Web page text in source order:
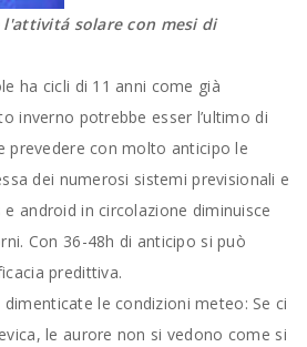
l'attivitá solare con mesi di
ha cicli di 11 anni come già
inverno potrebbe esser l’ultimo di
prevedere con molto anticipo le
dei numerosi sistemi previsionali e
android in circolazione diminuisce
Con 36-48h di anticipo si può
predittiva.
le condizioni meteo: Se ci
le aurore non si vedono come si